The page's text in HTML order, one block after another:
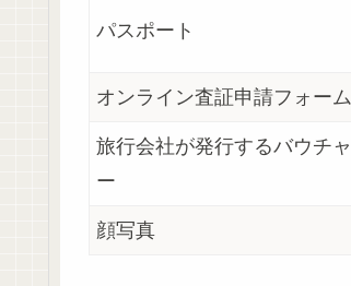
パスポート
オンライン査証申請フォーム
旅行会社が発行するバウチャ
ー
顔写真